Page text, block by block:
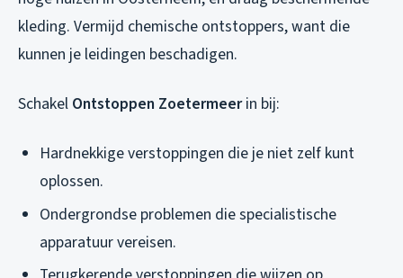
kleding. Vermijd chemische ontstoppers, want die
kunnen je leidingen beschadigen.
Schakel Ontstoppen Zoetermeerin bij:
Hardnekkige verstoppingen die je niet zelf kunt
oplossen.
Ondergrondse problemen die specialistische
apparatuur vereisen.